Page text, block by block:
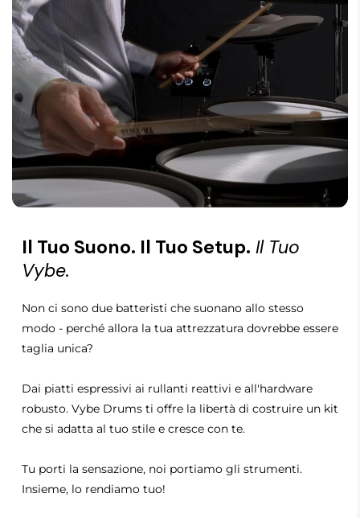
Il Tuo Suono. Il Tuo Setup. Il Tuo
Vybe.
Non ci sono due batteristi che suonano allo stesso
modo - perché allora la tua attrezzatura dovrebbe essere
taglia unica?
Dai piatti espressivi ai rullanti reattivi e all'hardware
robusto. Vybe Drums ti offre la libertà di costruire un kit
che si adatta al tuo stile e cresce con te.
Tu porti la sensazione, noi portiamo gli strumenti.
Insieme, lo rendiamo tuo!